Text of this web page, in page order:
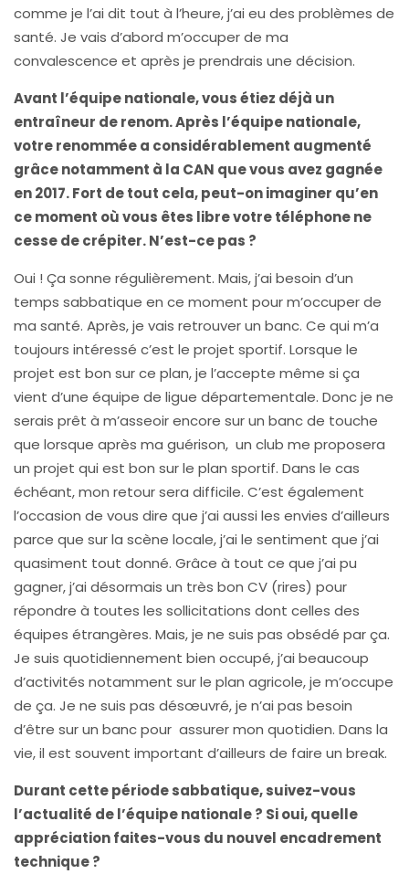
comme je l’ai dit tout à l’heure, j’ai eu des problèmes de
santé. Je vais d’abord m’occuper de ma
convalescence et après je prendrais une décision.
Avant l’équipe nationale, vous étiez déjà un
entraîneur de renom. Après l’équipe nationale,
votre renommée a considérablement augmenté
grâce notamment à la CAN que vous avez gagnée
en 2017. Fort de tout cela, peut-on imaginer qu’en
ce moment où vous êtes libre votre téléphone ne
cesse de crépiter. N’est-ce pas ?
Oui ! Ça sonne régulièrement. Mais, j’ai besoin d’un
temps sabbatique en ce moment pour m’occuper de
ma santé. Après, je vais retrouver un banc. Ce qui m’a
toujours intéressé c’est le projet sportif. Lorsque le
projet est bon sur ce plan, je l’accepte même si ça
vient d’une équipe de ligue départementale. Donc je ne
serais prêt à m’asseoir encore sur un banc de touche
que lorsque après ma guérison, un club me proposera
un projet qui est bon sur le plan sportif. Dans le cas
échéant, mon retour sera difficile. C’est également
l’occasion de vous dire que j’ai aussi les envies d’ailleurs
parce que sur la scène locale, j’ai le sentiment que j’ai
quasiment tout donné. Grâce à tout ce que j’ai pu
gagner, j’ai désormais un très bon CV (rires) pour
répondre à toutes les sollicitations dont celles des
équipes étrangères. Mais, je ne suis pas obsédé par ça.
Je suis quotidiennement bien occupé, j’ai beaucoup
d’activités notamment sur le plan agricole, je m’occupe
de ça. Je ne suis pas désœuvré, je n’ai pas besoin
d’être sur un banc pour assurer mon quotidien. Dans la
vie, il est souvent important d’ailleurs de faire un break.
Durant cette période sabbatique, suivez-vous
l’actualité de l’équipe nationale ? Si oui, quelle
appréciation faites-vous du nouvel encadrement
technique ?